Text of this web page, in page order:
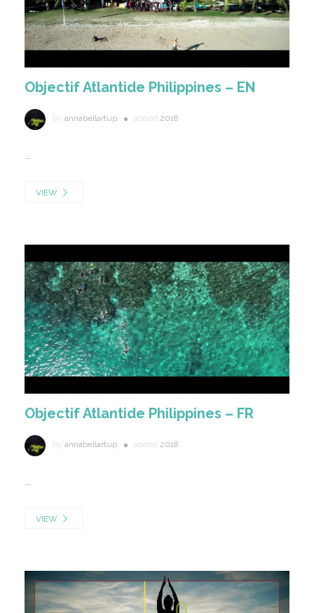
Objectif Atlantide Philippines – EN
by annabellartup added 2018
VIEW
Objectif Atlantide Philippines – FR
by annabellartup added 2018
...
VIEW